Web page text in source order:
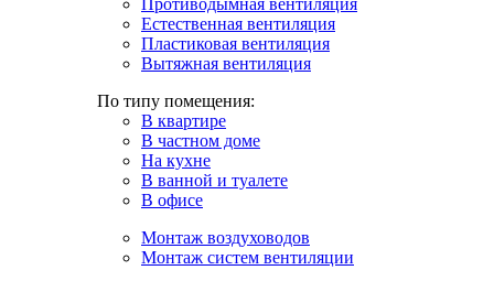
Противодымная вентиляция
Естественная вентиляция
Пластиковая вентиляция
Вытяжная вентиляция
По типу помещения:
В квартире
В частном доме
На кухне
В ванной и туалете
В офисе
Монтаж воздуховодов
Монтаж систем вентиляции